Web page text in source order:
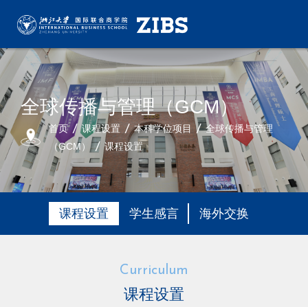
全球传播与管理（GCM）
首页 课程设置 本科学位项目
全球传播与管理
（GCM）
课程设置
课程设置 学生感言 海外交换
Curriculum
课程设置